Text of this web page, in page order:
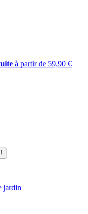
à partir de 59,90 €
jardin